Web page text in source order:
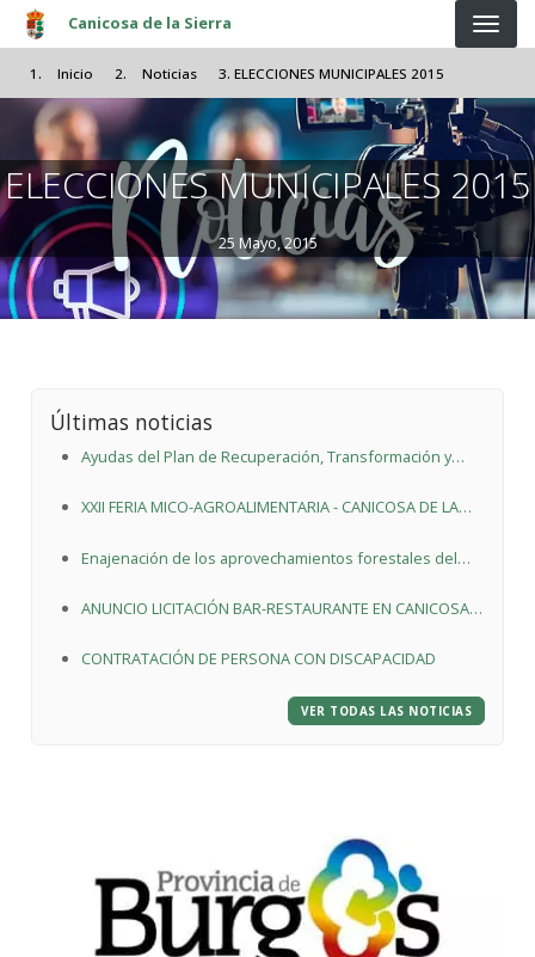
Pasar al contenido principal
Canicosa de la Sierra
Inicio Noticias ELECCIONES MUNICIPALES 2015
ELECCIONES MUNICIPALES 2015
25 Mayo, 2015
Últimas noticias
Ayudas del Plan de Recuperación, Transformación y
XXII FERIA MICO-AGROALIMENTARIA - CANICOSA DE LA
Enajenación de los aprovechamientos forestales del
ANUNCIO LICITACIÓN BAR-RESTAURANTE EN CANICOSA
CONTRATACIÓN DE PERSONA CON DISCAPACIDAD
VER TODAS LAS NOTICIAS